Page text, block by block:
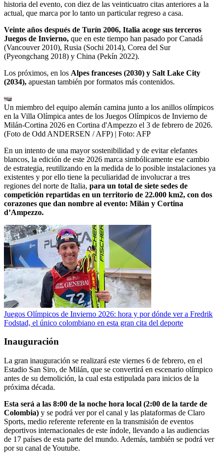
historia del evento, con diez de las veinticuatro citas anteriores a la
actual, que marca por lo tanto un particular regreso a casa.
Veinte años después de Turín 2006, Italia acoge sus terceros
Juegos de Invierno, que en este tiempo han pasado por Canadá
(Vancouver 2010), Rusia (Sochi 2014), Corea del Sur
(Pyeongchang 2018) y China (Pekín 2022).
Los próximos, en los Alpes franceses (2030) y Salt Lake City
(2034), apuestan también por formatos más contenidos.
Un miembro del equipo alemán camina junto a los anillos olímpicos
en la Villa Olímpica antes de los Juegos Olímpicos de Invierno de
Milán-Cortina 2026 en Cortina d'Ampezzo el 3 de febrero de 2026.
(Foto de Odd ANDERSEN / AFP) | Foto: AFP
En un intento de una mayor sostenibilidad y de evitar elefantes
blancos, la edición de este 2026 marca simbólicamente ese cambio
de estrategia, reutilizando en la medida de lo posible instalaciones ya
existentes y por ello tiene la peculiaridad de involucrar a tres
regiones del norte de Italia, para un total de siete sedes de
competición repartidas en un territorio de 22.000 km2, con dos
corazones que dan nombre al evento: Milán y Cortina
d’Ampezzo.
Juegos Olímpicos de Invierno 2026: hora y por dónde ver a Fredrik
Fodstad, el único colombiano en esta gran cita del deporte
Inauguración
La gran inauguración se realizará este viernes 6 de febrero, en el
Estadio San Siro, de Milán, que se convertirá en escenario olímpico
antes de su demolición, la cual esta estipulada para inicios de la
próxima década.
Esta será a las 8:00 de la noche hora local (2:00 de la tarde de
Colombia) y se podrá ver por el canal y las plataformas de Claro
Sports, medio referente referente en la transmisión de eventos
deportivos internacionales de este índole, llevando a las audiencias
de 17 países de esta parte del mundo. Además, también se podrá ver
por su canal de Youtube.